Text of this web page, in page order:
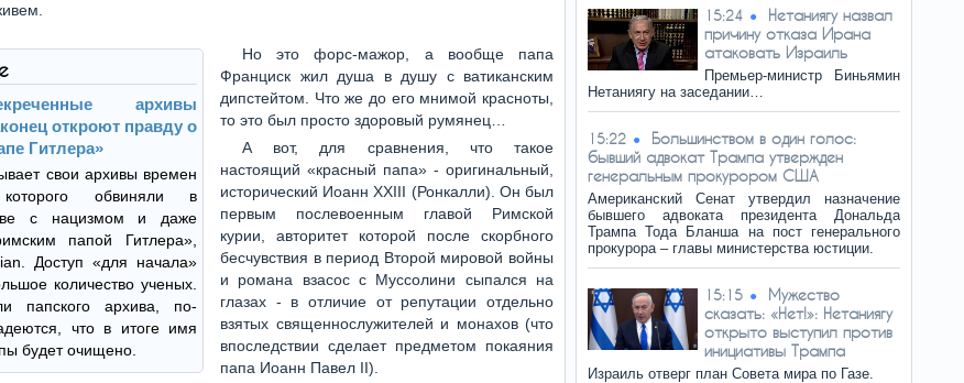
архивы
откроют правду о
Гитлера»
свои архивы времен
обвиняли в
с нацизмом и даже
папой Гитлера»,
Доступ «для начала»
количество ученых.
папского архива, по-
что в итоге имя
будет очищено.
Но это форс-мажор, а вообще папа
Франциск жил душа в душу с ватиканским
дипстейтом. Что же до его мнимой красноты,
то это был просто здоровый румянец…
А вот, для сравнения, что такое
настоящий «красный папа» - оригинальный,
исторический Иоанн XXIII (Ронкалли). Он был
первым послевоенным главой Римской
курии, авторитет которой после скорбного
бесчувствия в период Второй мировой войны
и романа взасос с Муссолини сыпался на
глазах - в отличие от репутации отдельно
взятых священнослужителей и монахов (что
впоследствии сделает предметом покаяния
папа Иоанн Павел II).
15:24
Нетаниягу назвал
причину отказа Ирана
атаковать Израиль
Премьер-министр Биньямин
Нетаниягу на заседании…
15:22
Большинством в один голос:
бывший адвокат Трампа утвержден
генеральным прокурором США
Американский Сенат утвердил назначение
бывшего адвоката президента Дональда
Трампа Тода Бланша на пост генерального
прокурора – главы министерства юстиции.
15:15
Мужество
сказать: «Нет!»: Нетаниягу
открыто выступил против
инициативы Трампа
Израиль отверг план Совета мира по Газе.